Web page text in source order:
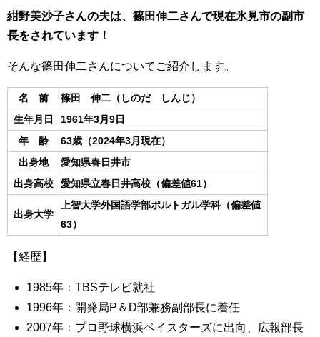
紺野美沙子さんの夫は、篠田伸二さんで現在氷見市の副市
長をされています！
そんな篠田伸二さんについてご紹介します。
名 前
篠田 伸二（しのだ しんじ）
生年月日
1961年3月9日
年 齢
63歳（2024年3月現在）
出身地
愛知県春日井市
出身高校
愛知県立春日井高校（偏差値61）
出身大学
上智大学外国語学部ポルトガル学科（偏差値
63）
【経歴】
1985年：TBSテレビ就社
1996年：開発局P＆D部兼務副部長に着任
2007年：プロ野球横浜ベイスターズに出向、広報部長